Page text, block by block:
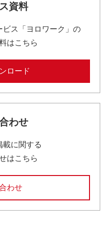
資料
ス「ヨロワーク」の
はこちら
ロード
わせ
載に関する
はこちら
わせ